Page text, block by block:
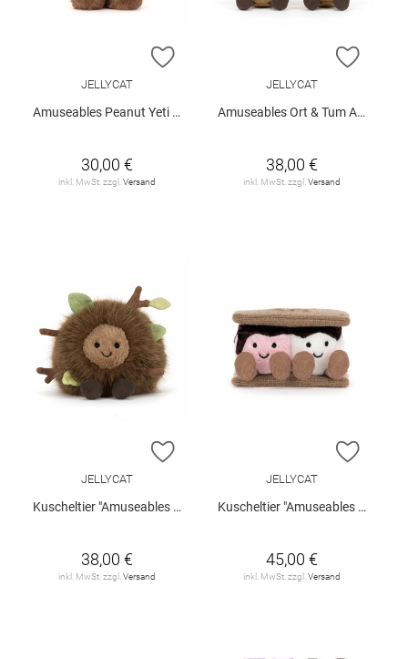
ZUR WUNSCHLISTE HINZUFÜGEN
JELLYCAT
Amuseables Peanut Yeti Outfit
30,00 €
inkl. MwSt. zzgl.Versand
ZUR
JELLYCAT
Amuseables Ort & Tum Acorns
38,00 €
inkl. MwSt. zzgl.Versand
ZUR WUNSCHLISTE HINZUFÜGEN
JELLYCAT
Kuscheltier "Amuseables Mulshi Woodland Floor"
38,00 €
inkl. MwSt. zzgl. Versand
ZUR
JELLYCAT
Kuscheltier "Amuseables S'mores"
45,00 €
inkl. MwSt. zzgl. Versand